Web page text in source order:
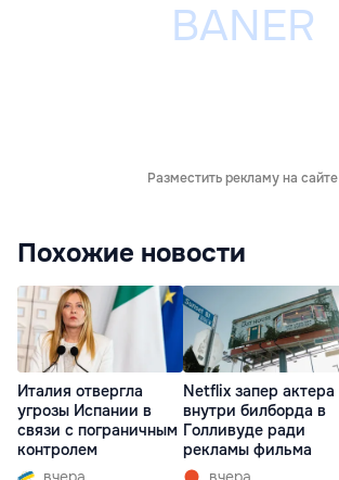
Разместить рекламу на сайте
Похожие новости
Италия отвергла
угрозы Испании в
связи с пограничным
контролем
Netflix запер актера
внутри билборда в
Голливуде ради
рекламы фильма